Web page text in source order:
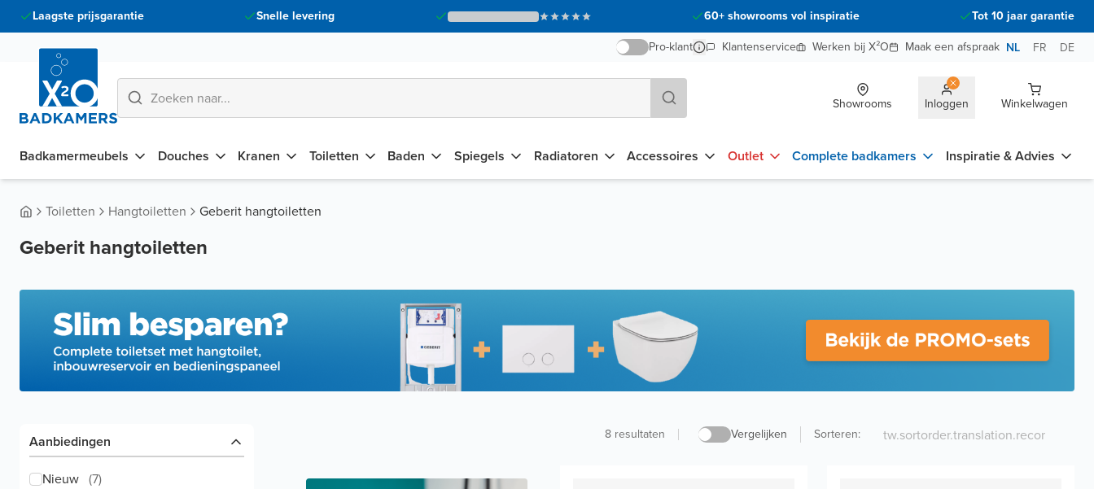
Laagste prijsgarantie Snelle levering 60+ showrooms vol inspiratie
Tot 10 jaar garantie
Pro-klant
Klantenservice Werken bij X²O Maak een afspraak NL FR DE
Showrooms Inloggen Winkelwagen
Badkamermeubels Douches Kranen Toiletten Baden Spiegels Radiatoren Accessoires Outlet Complete badkamers Inspiratie & Advies
Toiletten Hangtoiletten Geberit hangtoiletten
Geberit hangtoiletten
Aanbiedingen
Nieuw (7)
8 resultaten Vergelijken Sorteren: